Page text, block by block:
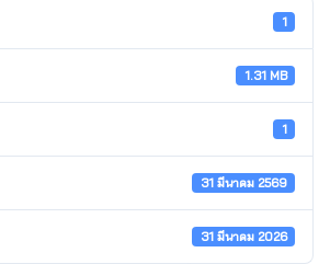
1
1.31 MB
1
31 มีนาคม 2569
31 มีนาคม 2026